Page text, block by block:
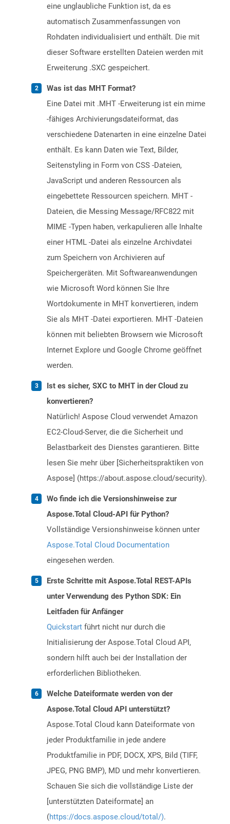
eine unglaubliche Funktion ist, da es
automatisch Zusammenfassungen von
Rohdaten individualisiert und enthält. Die mit
dieser Software erstellten Dateien werden mit
Erweiterung .SXC gespeichert.
Was ist das MHT Format?
Eine Datei mit .MHT -Erweiterung ist ein mime
-fähiges Archivierungsdateiformat, das
verschiedene Datenarten in eine einzelne Datei
enthält. Es kann Daten wie Text, Bilder,
Seitenstyling in Form von CSS -Dateien,
JavaScript und anderen Ressourcen als
eingebettete Ressourcen speichern. MHT -
Dateien, die Messing Message/RFC822 mit
MIME -Typen haben, verkapulieren alle Inhalte
einer HTML -Datei als einzelne Archivdatei
zum Speichern von Archivieren auf
Speichergeräten. Mit Softwareanwendungen
wie Microsoft Word können Sie Ihre
Wortdokumente in MHT konvertieren, indem
Sie als MHT -Datei exportieren. MHT -Dateien
können mit beliebten Browsern wie Microsoft
Internet Explore und Google Chrome geöffnet
werden.
Ist es sicher, SXC to MHT in der Cloud zu
konvertieren?
Natürlich! Aspose Cloud verwendet Amazon
EC2-Cloud-Server, die die Sicherheit und
Belastbarkeit des Dienstes garantieren. Bitte
lesen Sie mehr über [Sicherheitspraktiken von
Aspose] (https://about.aspose.cloud/security).
Wo finde ich die Versionshinweise zur
Aspose.Total Cloud-API für Python?
Vollständige Versionshinweise können unter
Aspose.Total Cloud Documentation
eingesehen werden.
Erste Schritte mit Aspose.Total REST-APIs
unter Verwendung des Python SDK: Ein
Leitfaden für Anfänger
Quickstart führt nicht nur durch die
Initialisierung der Aspose.Total Cloud API,
sondern hilft auch bei der Installation der
erforderlichen Bibliotheken.
Welche Dateiformate werden von der
Aspose.Total Cloud API unterstützt?
Aspose.Total Cloud kann Dateiformate von
jeder Produktfamilie in jede andere
Produktfamilie in PDF, DOCX, XPS, Bild (TIFF,
JPEG, PNG BMP), MD und mehr konvertieren.
Schauen Sie sich die vollständige Liste der
[unterstützten Dateiformate] an
(https://docs.aspose.cloud/total/).